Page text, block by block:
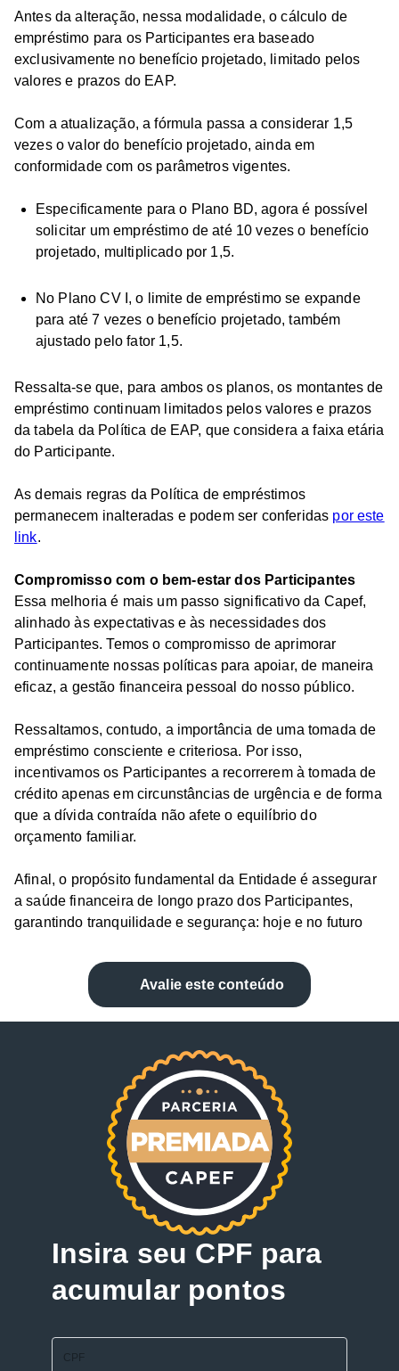
Antes da alteração, nessa modalidade, o cálculo de
empréstimo para os Participantes era baseado
exclusivamente no benefício projetado, limitado pelos
valores e prazos do EAP.
Com a atualização, a fórmula passa a considerar 1,5
vezes o valor do benefício projetado, ainda em
conformidade com os parâmetros vigentes.
Especificamente para o Plano BD, agora é possível
solicitar um empréstimo de até 10 vezes o benefício
projetado, multiplicado por 1,5.
No Plano CV I, o limite de empréstimo se expande
para até 7 vezes o benefício projetado, também
ajustado pelo fator 1,5.
Ressalta-se que, para ambos os planos, os montantes de
empréstimo continuam limitados pelos valores e prazos
da tabela da Política de EAP, que considera a faixa etária
do Participante.
As demais regras da Política de empréstimos
permanecem inalteradas e podem ser conferidas por este
link.
Compromisso com o bem-estar dos Participantes
Essa melhoria é mais um passo significativo da Capef,
alinhado às expectativas e às necessidades dos
Participantes. Temos o compromisso de aprimorar
continuamente nossas políticas para apoiar, de maneira
eficaz, a gestão financeira pessoal do nosso público.
Ressaltamos, contudo, a importância de uma tomada de
empréstimo consciente e criteriosa. Por isso,
incentivamos os Participantes a recorrerem à tomada de
crédito apenas em circunstâncias de urgência e de forma
que a dívida contraída não afete o equilíbrio do
orçamento familiar.
Afinal, o propósito fundamental da Entidade é assegurar
a saúde financeira de longo prazo dos Participantes,
garantindo tranquilidade e segurança: hoje e no futuro
Avalie este conteúdo
Insira seu CPF para
acumular pontos